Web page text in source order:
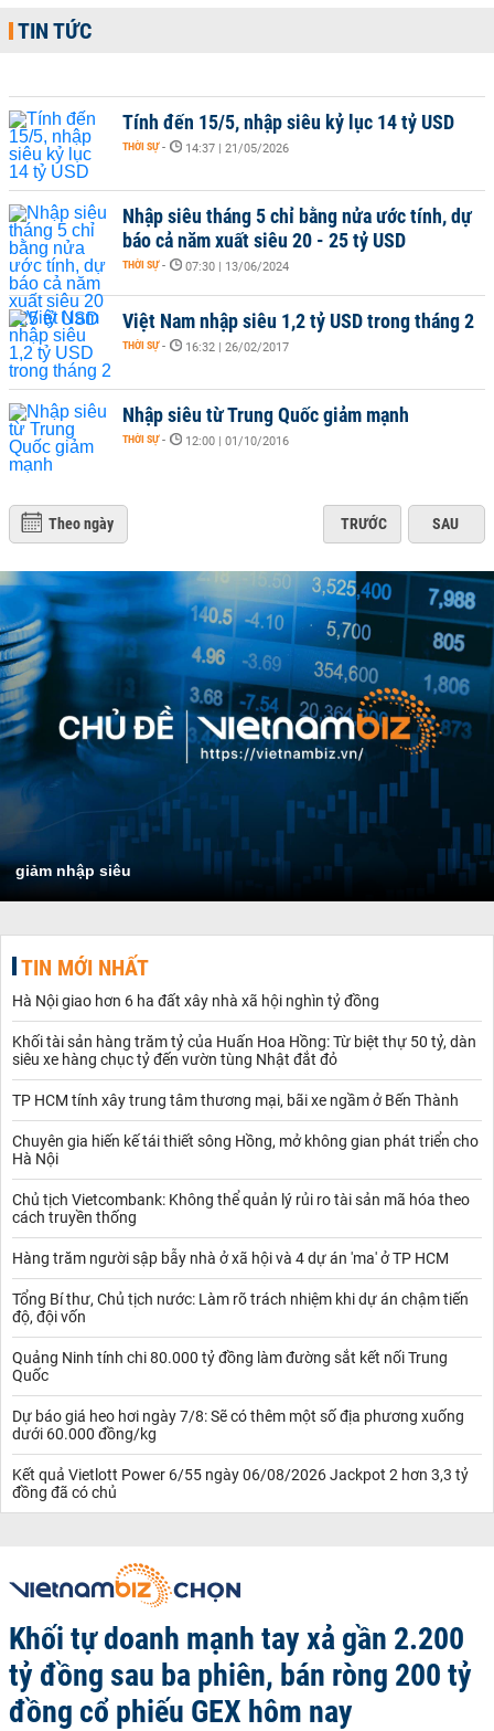
TIN TỨC
Tính đến 15/5, nhập siêu kỷ lục 14 tỷ USD
THỜI SỰ - 14:37 | 21/05/2026
Nhập siêu tháng 5 chỉ bằng nửa ước tính, dự
báo cả năm xuất siêu 20 - 25 tỷ USD
THỜI SỰ - 07:30 | 13/06/2024
Việt Nam nhập siêu 1,2 tỷ USD trong tháng 2
THỜI SỰ - 16:32 | 26/02/2017
Nhập siêu từ Trung Quốc giảm mạnh
THỜI SỰ - 12:00 | 01/10/2016
Theo ngày TRƯỚC SAU
giảm nhập siêu
TIN MỚI NHẤT
Hà Nội giao hơn 6 ha đất xây nhà xã hội nghìn tỷ đồng
Khối tài sản hàng trăm tỷ của Huấn Hoa Hồng: Từ biệt thự 50 tỷ, dàn
siêu xe hàng chục tỷ đến vườn tùng Nhật đắt đỏ
TP HCM tính xây trung tâm thương mại, bãi xe ngầm ở Bến Thành
Chuyên gia hiến kế tái thiết sông Hồng, mở không gian phát triển cho
Hà Nội
Chủ tịch Vietcombank: Không thể quản lý rủi ro tài sản mã hóa theo
cách truyền thống
Hàng trăm người sập bẫy nhà ở xã hội và 4 dự án 'ma' ở TP HCM
Tổng Bí thư, Chủ tịch nước: Làm rõ trách nhiệm khi dự án chậm tiến
độ, đội vốn
Quảng Ninh tính chi 80.000 tỷ đồng làm đường sắt kết nối Trung
Quốc
Dự báo giá heo hơi ngày 7/8: Sẽ có thêm một số địa phương xuống
dưới 60.000 đồng/kg
Kết quả Vietlott Power 6/55 ngày 06/08/2026 Jackpot 2 hơn 3,3 tỷ
đồng đã có chủ
Khối tự doanh mạnh tay xả gần 2.200
tỷ đồng sau ba phiên, bán ròng 200 tỷ
đồng cổ phiếu GEX hôm nay